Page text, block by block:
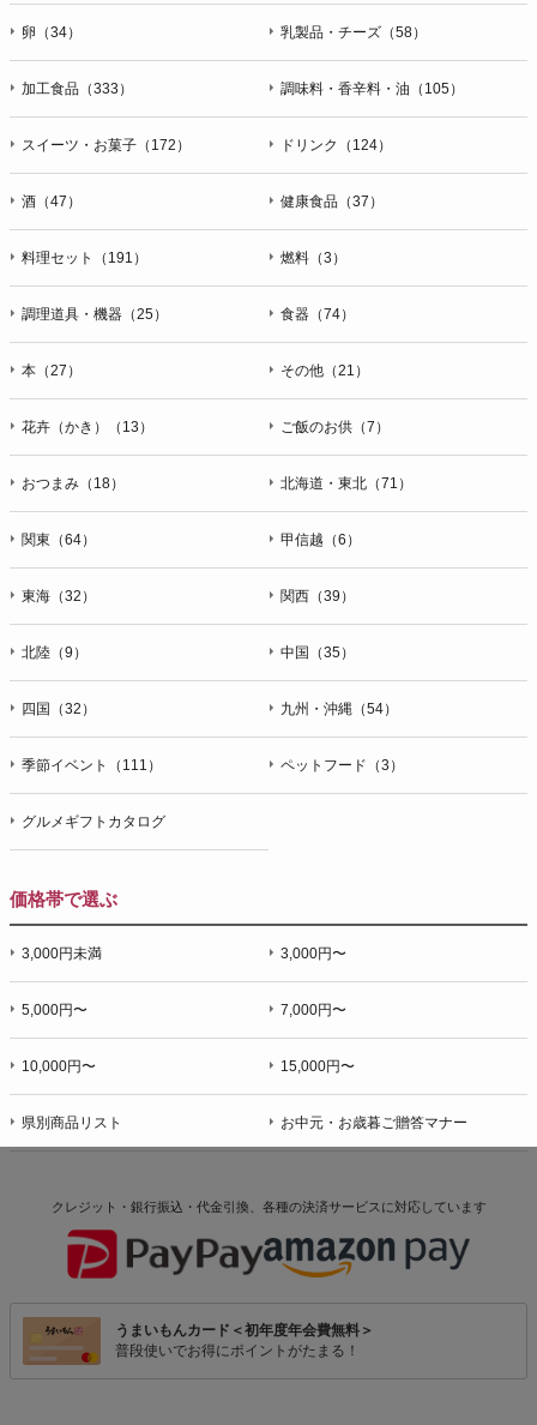
卵（34） 乳製品・チーズ（58）
加工食品（333） 調味料・香辛料・油（105）
スイーツ・お菓子（172） ドリンク（124）
酒（47） 健康食品（37）
料理セット（191） 燃料（3）
調理道具・機器（25） 食器（74）
本（27） その他（21）
花卉（かき）（13） ご飯のお供（7）
おつまみ（18） 北海道・東北（71）
関東（64） 甲信越（6）
東海（32） 関西（39）
北陸（9） 中国（35）
四国（32） 九州・沖縄（54）
季節イベント（111） ペットフード（3）
グルメギフトカタログ
価格帯で選ぶ
3,000円未満 3,000円〜
5,000円〜 7,000円〜
10,000円〜 15,000円〜
県別商品リスト お中元・お歳暮ご贈答マナー
クレジット・銀行振込・代金引換、各種の決済サービスに対応しています
うまいもんカード＜初年度年会費無料＞
普段使いでお得にポイントがたまる！